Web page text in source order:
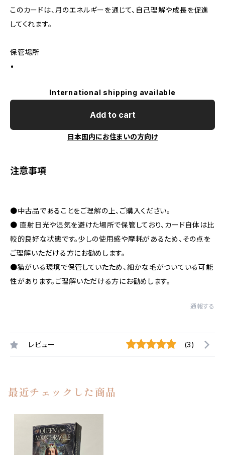
このカードは、月のエネルギーを通じて、自己理解や成長を促進
してくれます。
保管場所
•
International shipping available
Add to cart
日本国内にお住まいの方向け
注意事項
●中古品であることをご理解の上、ご購入ください。
● 直射日光や湿気を避けた場所で保管しており、カード自体は比
較的良好な状態です。少しの使用感や摩耗があるため、その点を
ご理解いただける方にお勧めします。
●猫がいる環境で保管していたため、細かな毛がついている可能
性があります。ご理解いただける方にお勧めします。
通報する
レビュー (3)
最近チェックした商品